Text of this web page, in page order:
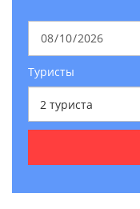
Туристы
2 туриста